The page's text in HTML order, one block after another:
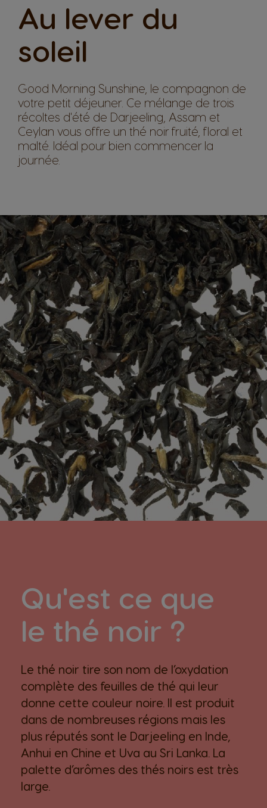
Au lever du
soleil
Good Morning Sunshine, le compagnon de
votre petit déjeuner. Ce mélange de trois
récoltes d'été de Darjeeling, Assam et
Ceylan vous offre un thé noir fruité, floral et
malté. Idéal pour bien commencer la
journée.
Qu'est ce que
le thé noir ?
Le thé noir tire son nom de l’oxydation
complète des feuilles de thé qui leur
donne cette couleur noire. Il est produit
dans de nombreuses régions mais les
plus réputés sont le Darjeeling en Inde,
Anhui en Chine et Uva au Sri Lanka. La
palette d’arômes des thés noirs est très
large.